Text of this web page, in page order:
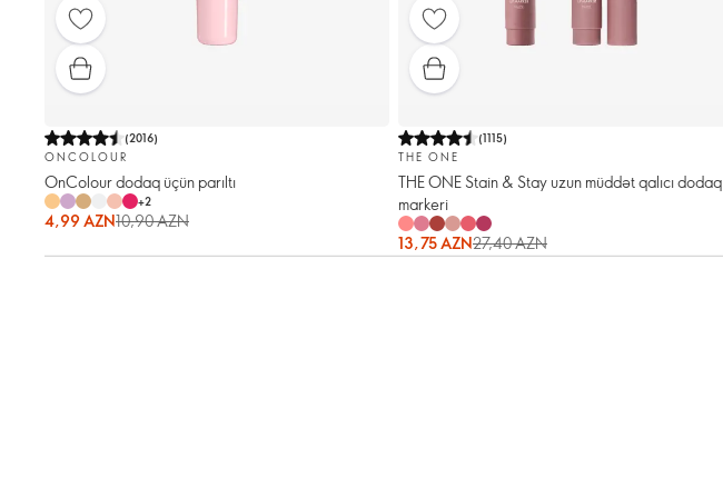
(2016)
ONCOLOUR
OnColour dodaq üçün parıltı
+2
4,99 AZN10,90 AZN
(1115)
THE ONE
THE ONE Stain & Stay uzun müddət qalıcı dodaq
markeri
13,75 AZN27,40 AZN